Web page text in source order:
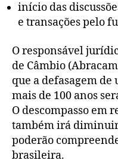
início das
e transações pelo
O responsável
de Câmbio
que a defasagem
mais de 100 anos
O descompasso em
também irá
poderão
brasileira.